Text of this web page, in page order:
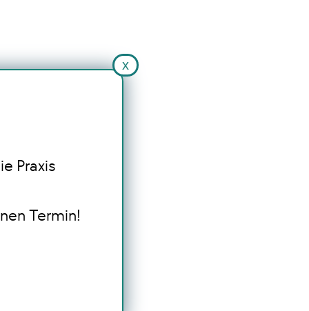
Praxis
Termin!
x